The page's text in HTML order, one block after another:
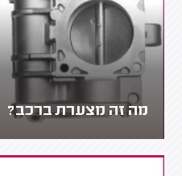
מה זה מצערת ברכב?